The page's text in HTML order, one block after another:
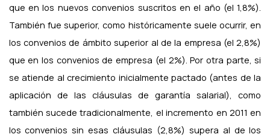
que en los nuevos convenios suscritos en el año (el 1,8%).
También fue superior, como históricamente suele ocurrir, en
los convenios de ámbito superior al de la empresa (el 2,8%)
que en los convenios de empresa (el 2%). Por otra parte, si
se atiende al crecimiento inicialmente pactado (antes de la
aplicación de las cláusulas de garantía salarial), como
también sucede tradicionalmente, el incremento en 2011 en
los convenios sin esas cláusulas (2,8%) supera al de los